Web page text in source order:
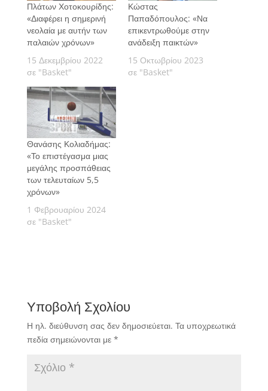
Πλάτων Χοτοκουρίδης:
«Διαφέρει η σημερινή
νεολαία με αυτήν των
παλαιών χρόνων»
15 Δεκεμβρίου 2022
σε "Basket"
Κώστας
Παπαδόπουλος: «Να
επικεντρωθούμε στην
ανάδειξη παικτών»
15 Οκτωβρίου 2023
σε "Basket"
Θανάσης Κολιαδήμας:
«Το επιστέγασμα μιας
μεγάλης προσπάθειας
των τελευταίων 5,5
χρόνων»
1 Φεβρουαρίου 2024
σε "Basket"
Υποβολή Σχολίου
Η ηλ. διεύθυνση σας δεν δημοσιεύεται. Τα υποχρεωτικά
πεδία σημειώνονται με *